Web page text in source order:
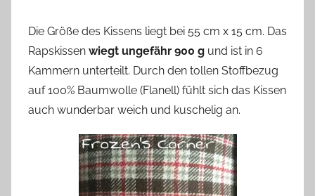
Die Größe des Kissens liegt bei 55 cm x 15 cm. Das
Rapskissen wiegt ungefähr 900 g und ist in 6
Kammern unterteilt. Durch den tollen Stoffbezug
auf 100% Baumwolle (Flanell) fühlt sich das Kissen
auch wunderbar weich und kuschelig an.